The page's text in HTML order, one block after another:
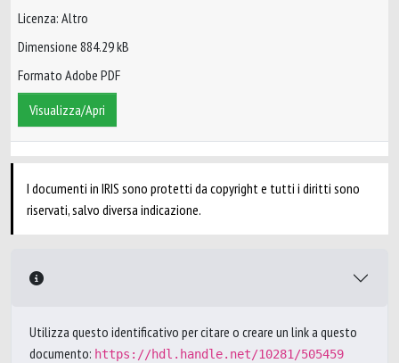
Licenza: Altro
Dimensione 884.29 kB
Formato Adobe PDF
Visualizza/Apri
I documenti in IRIS sono protetti da copyright e tutti i diritti sono
riservati, salvo diversa indicazione.
Utilizza questo identificativo per citare o creare un link a questo
documento: https://hdl.handle.net/10281/505459